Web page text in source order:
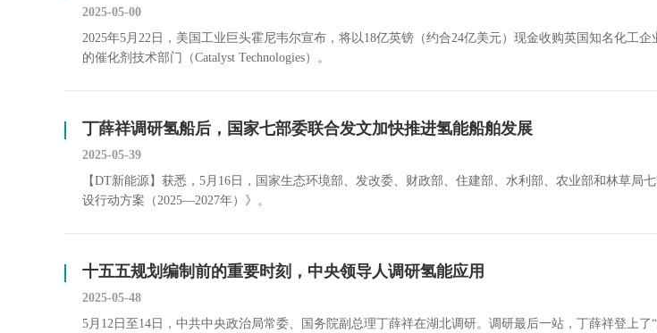
2025-05-00
2025年5月22日，美国工业巨头霍尼韦尔宣布，将以18亿英镑（约合24亿美元）现金收购英国知名化工企
的催化剂技术部门（Catalyst Technologies）。
丁薛祥调研氢船后，国家七部委联合发文加快推进氢能船舶发展
2025-05-39
【DT新能源】获悉，5月16日，国家生态环境部、发改委、财政部、住建部、水利部、农业部和林草局
设行动方案（2025—2027年）》。
十五五规划编制前的重要时刻，中央领导人调研氢能应用
2025-05-48
5月12日至14日，中共中央政治局常委、国务院副总理丁薛祥在湖北调研。调研最后一站，丁薛祥登上了“